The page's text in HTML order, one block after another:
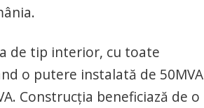
de tip interior, cu toate
o putere instalată de 50MVA
Construcția beneficiază de o